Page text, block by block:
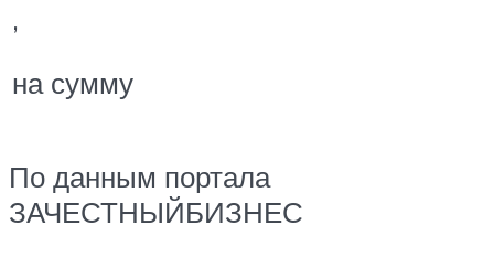
,
на сумму
По данным портала
ЗАЧЕСТНЫЙБИЗНЕС